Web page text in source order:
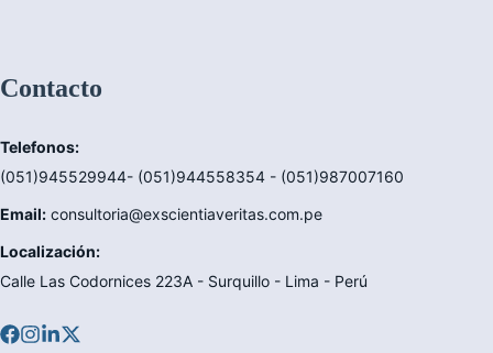
Contacto
Telefonos:
(051)945529944- (051)944558354 - (051)987007160
Email: consultoria@exscientiaveritas.com.pe
Localización:
Calle Las Codornices 223A - Surquillo - Lima - Perú